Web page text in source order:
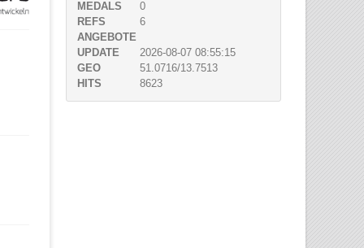
MEDALS
0
REFS
6
ANGEBOTE
UPDATE
2026-08-07 08:55:15
GEO
51.0716/13.7513
HITS
8623